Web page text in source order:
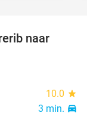
naar
10.0 star
3 min. directions_car